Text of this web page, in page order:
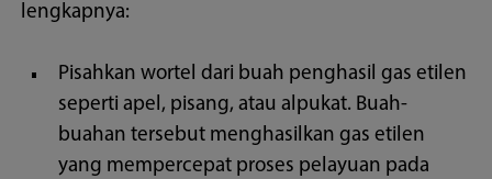
lengkapnya:
Pisahkan wortel dari buah penghasil gas etilen
seperti apel, pisang, atau alpukat. Buah-
buahan tersebut menghasilkan gas etilen
yang mempercepat proses pelayuan pada